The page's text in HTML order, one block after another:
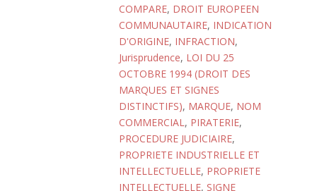
COMPARE, DROIT EUROPEEN
COMMUNAUTAIRE, INDICATION
D'ORIGINE, INFRACTION,
Jurisprudence, LOI DU 25
OCTOBRE 1994 (DROIT DES
MARQUES ET SIGNES
DISTINCTIFS), MARQUE, NOM
COMMERCIAL, PIRATERIE,
PROCEDURE JUDICIAIRE,
PROPRIETE INDUSTRIELLE ET
INTELLECTUELLE, PROPRIETE
INTELLECTUELLE, SIGNE